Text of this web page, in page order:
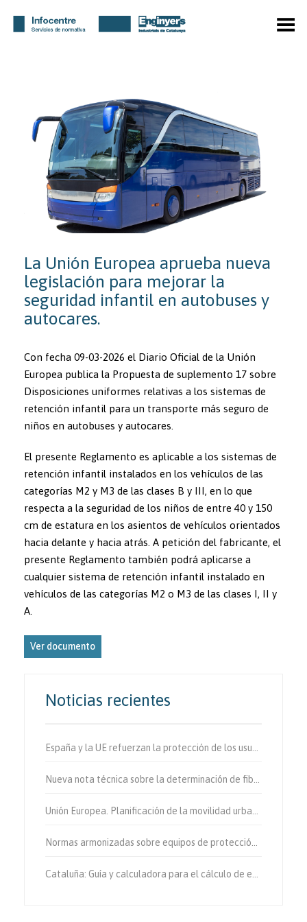
Menú
La Unión Europea aprueba nueva
legislación para mejorar la
seguridad infantil en autobuses y
autocares.
Con fecha 09-03-2026 el Diario Oficial de la Unión
Europea publica la Propuesta de suplemento 17 sobre
Disposiciones uniformes relativas a los sistemas de
retención infantil para un transporte más seguro de
niños en autobuses y autocares.
El presente Reglamento es aplicable a los sistemas de
retención infantil instalados en los vehículos de las
categorías M2 y M3 de las clases B y III, en lo que
respecta a la seguridad de los niños de entre 40 y 150
cm de estatura en los asientos de vehículos orientados
hacia delante y hacia atrás. A petición del fabricante, el
presente Reglamento también podrá aplicarse a
cualquier sistema de retención infantil instalado en
vehículos de las categorías M2 o M3 de las clases I, II y
A.
Ver documento
Noticias recientes
España y la UE refuerzan la protección de los usuarios vulnerables de la vía.
Nueva nota técnica sobre la determinación de fibras de amianto en aire
Unión Europea. Planificación de la movilidad urbana sostenible.
Normas armonizadas sobre equipos de protección individual.
Cataluña: Guía y calculadora para el cálculo de emisiones de gases de efecto invernadero.